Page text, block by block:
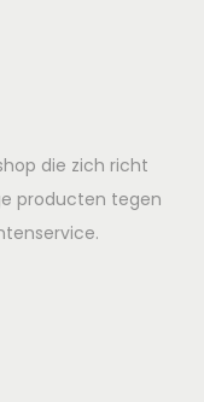
die zich richt
producten tegen